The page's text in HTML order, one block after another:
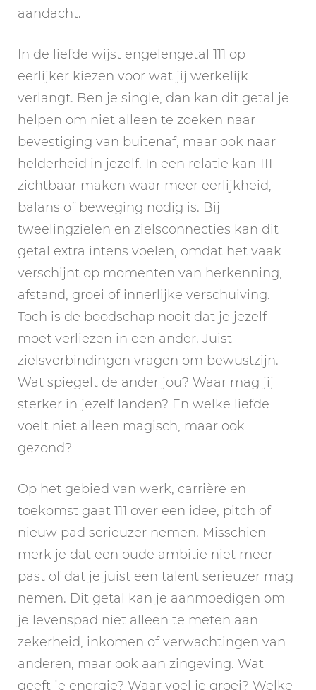
aandacht.
In de liefde wijst engelengetal 111 op
eerlijker kiezen voor wat jij werkelijk
verlangt. Ben je single, dan kan dit getal je
helpen om niet alleen te zoeken naar
bevestiging van buitenaf, maar ook naar
helderheid in jezelf. In een relatie kan 111
zichtbaar maken waar meer eerlijkheid,
balans of beweging nodig is. Bij
tweelingzielen en zielsconnecties kan dit
getal extra intens voelen, omdat het vaak
verschijnt op momenten van herkenning,
afstand, groei of innerlijke verschuiving.
Toch is de boodschap nooit dat je jezelf
moet verliezen in een ander. Juist
zielsverbindingen vragen om bewustzijn.
Wat spiegelt de ander jou? Waar mag jij
sterker in jezelf landen? En welke liefde
voelt niet alleen magisch, maar ook
gezond?
Op het gebied van werk, carrière en
toekomst gaat 111 over een idee, pitch of
nieuw pad serieuzer nemen. Misschien
merk je dat een oude ambitie niet meer
past of dat je juist een talent serieuzer mag
nemen. Dit getal kan je aanmoedigen om
je levenspad niet alleen te meten aan
zekerheid, inkomen of verwachtingen van
anderen, maar ook aan zingeving. Wat
geeft je energie? Waar voel je groei? Welke